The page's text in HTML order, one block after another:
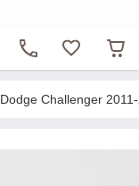
Dodge Challenger